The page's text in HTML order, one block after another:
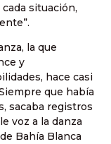
situación,
la que
y
hace casi
que había
sacaba registros
voz a la danza
Bahía Blanca